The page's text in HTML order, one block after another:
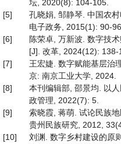
坛, 2020(8): 104-105.
[5]
孔晓娟, 邹静琴. 中国农
电子政务, 2015(1): 90-96.
[6]
陈荣卓, 万新波. 数字技
[J]. 改革, 2024(12): 138-
[7]
王宏婕. 数字赋能基层治
京: 南京工业大学, 2024.
[8]
本刊编辑部, 邵景均. 以
政管理, 2022(7): 5.
[9]
索晓霞, 蒋萌. 试论民族
贵州民族研究, 2012,
[10]
刘渊. 数字乡村建设的